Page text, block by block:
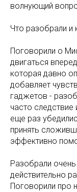
волнующий
Что разобрали и
Поговорили о
двигаться
которая давно
добавляет
гаджетов -
часто
еще раз
принять
эффективно
Разобрали
действительно
Поговорили про